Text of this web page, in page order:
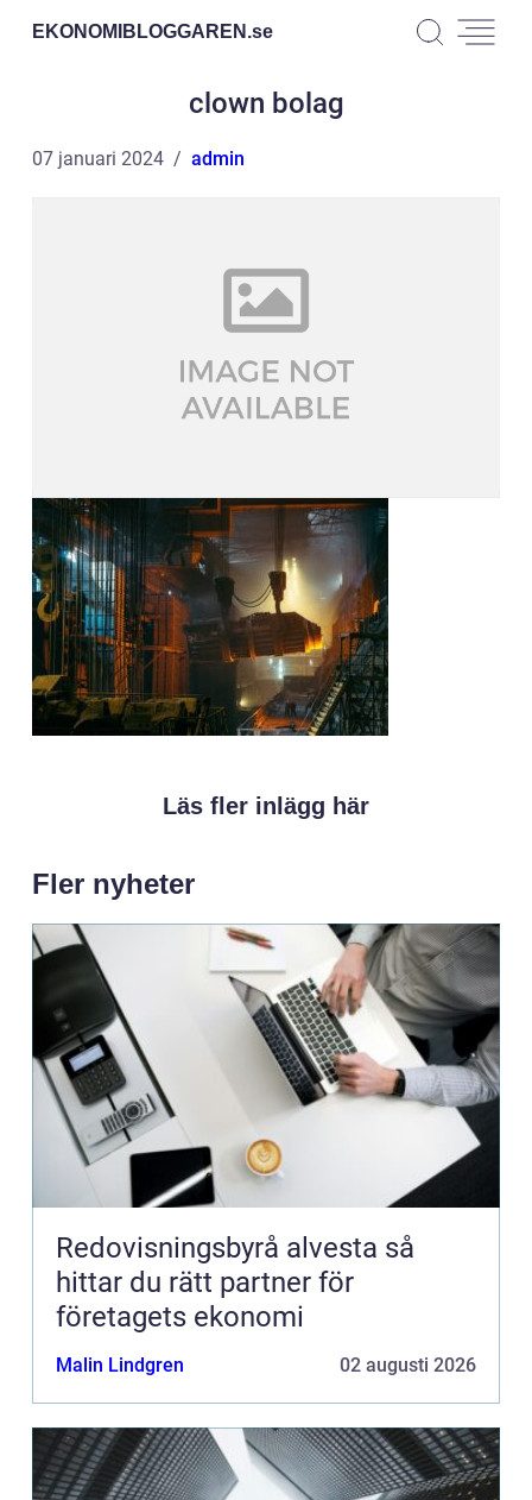
EKONOMIBLOGGAREN.se
clown bolag
07 januari 2024 admin
Läs fler inlägg här
Fler nyheter
Redovisningsbyrå alvesta så
hittar du rätt partner för
företagets ekonomi
Malin Lindgren 02 augusti 2026